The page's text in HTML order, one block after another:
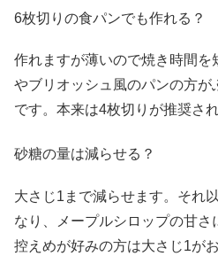
6枚切りの食パンでも作れる？
作れますが薄いので焼き時間を
やブリオッシュ風のパンの方が
です。本来は4枚切りが推奨さ
砂糖の量は減らせる？
大さじ1まで減らせます。それ
なり、メープルシロップの甘さ
控えめが好みの方は大さじ1が